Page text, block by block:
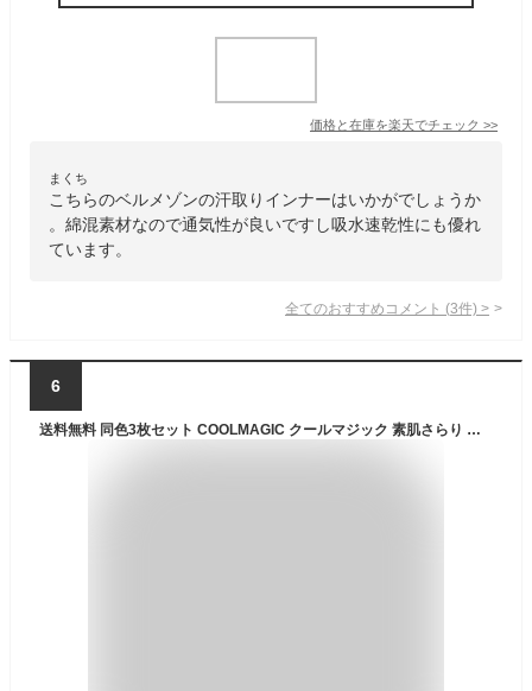
価格と在庫を楽天でチェック >>
まくち
こちらのベルメゾンの汗取りインナーはいかがでしょうか
。綿混素材なので通気性が良いですし吸水速乾性にも優れ
ています。
全てのおすすめコメント (3件) >
6
送料無料 同色3枚セット COOLMAGIC クールマジック 素肌さらり 汗取り付ラン型インナー タンクトップ グンゼ GUNZE | 汗取りインナー 汗とり 汗取り 脇汗 インナー 脇汗パッド 汗脇パッド 汗とりパット 汗染み防止 シャツ 下着 レディース レディス 女性 クール ノースリーブ